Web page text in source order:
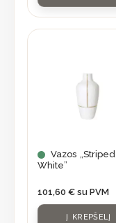
Vazos „Striped
White”
101,60 € su PVM
Į KREPŠELĮ